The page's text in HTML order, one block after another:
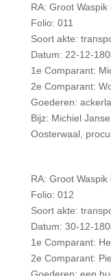
RA: Groot Waspik
Folio: 011
Soort akte:
Datum: 22-12-
1e Comparant:
2e Comparant:
Goederen:
Bijz: Michiel
Oosterwaal,
RA: Groot Waspik
Folio: 012
Soort akte:
Datum: 30-12-
1e Comparant:
2e Comparant: